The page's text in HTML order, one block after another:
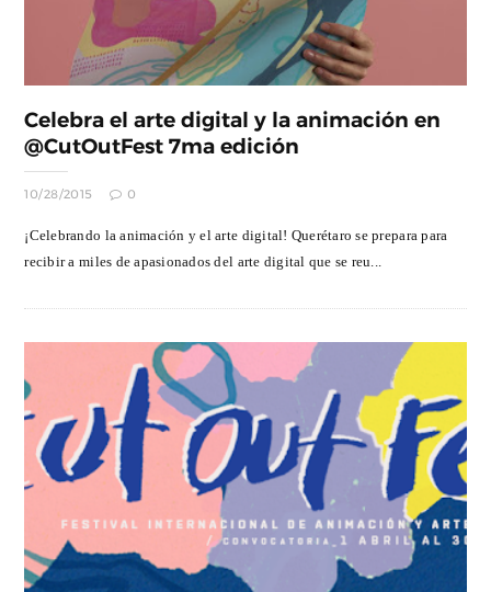
Celebra el arte digital y la animación en
@CutOutFest 7ma edición
10/28/2015 0
¡Celebrando la animación y el arte digital! Querétaro se prepara para
recibir a miles de apasionados del arte digital que se reu...